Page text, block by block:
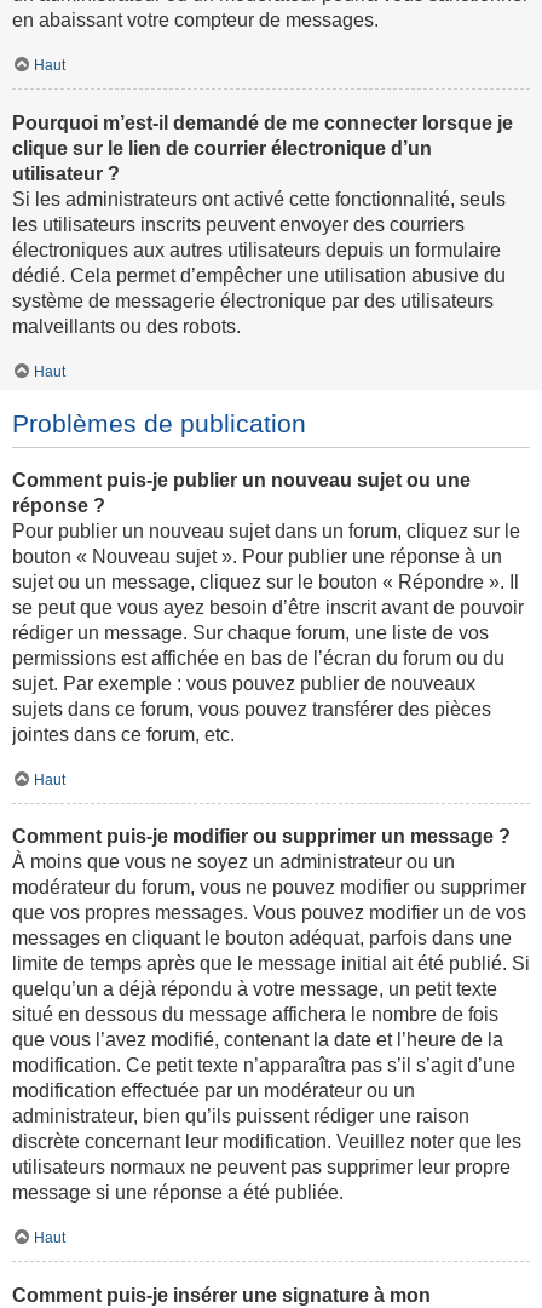
en abaissant votre compteur de messages.
Haut
Pourquoi m’est-il demandé de me connecter lorsque je
clique sur le lien de courrier électronique d’un
utilisateur ?
Si les administrateurs ont activé cette fonctionnalité, seuls
les utilisateurs inscrits peuvent envoyer des courriers
électroniques aux autres utilisateurs depuis un formulaire
dédié. Cela permet d’empêcher une utilisation abusive du
système de messagerie électronique par des utilisateurs
malveillants ou des robots.
Haut
Problèmes de publication
Comment puis-je publier un nouveau sujet ou une
réponse ?
Pour publier un nouveau sujet dans un forum, cliquez sur le
bouton « Nouveau sujet ». Pour publier une réponse à un
sujet ou un message, cliquez sur le bouton « Répondre ». Il
se peut que vous ayez besoin d’être inscrit avant de pouvoir
rédiger un message. Sur chaque forum, une liste de vos
permissions est affichée en bas de l’écran du forum ou du
sujet. Par exemple : vous pouvez publier de nouveaux
sujets dans ce forum, vous pouvez transférer des pièces
jointes dans ce forum, etc.
Haut
Comment puis-je modifier ou supprimer un message ?
À moins que vous ne soyez un administrateur ou un
modérateur du forum, vous ne pouvez modifier ou supprimer
que vos propres messages. Vous pouvez modifier un de vos
messages en cliquant le bouton adéquat, parfois dans une
limite de temps après que le message initial ait été publié. Si
quelqu’un a déjà répondu à votre message, un petit texte
situé en dessous du message affichera le nombre de fois
que vous l’avez modifié, contenant la date et l’heure de la
modification. Ce petit texte n’apparaîtra pas s’il s’agit d’une
modification effectuée par un modérateur ou un
administrateur, bien qu’ils puissent rédiger une raison
discrète concernant leur modification. Veuillez noter que les
utilisateurs normaux ne peuvent pas supprimer leur propre
message si une réponse a été publiée.
Haut
Comment puis-je insérer une signature à mon